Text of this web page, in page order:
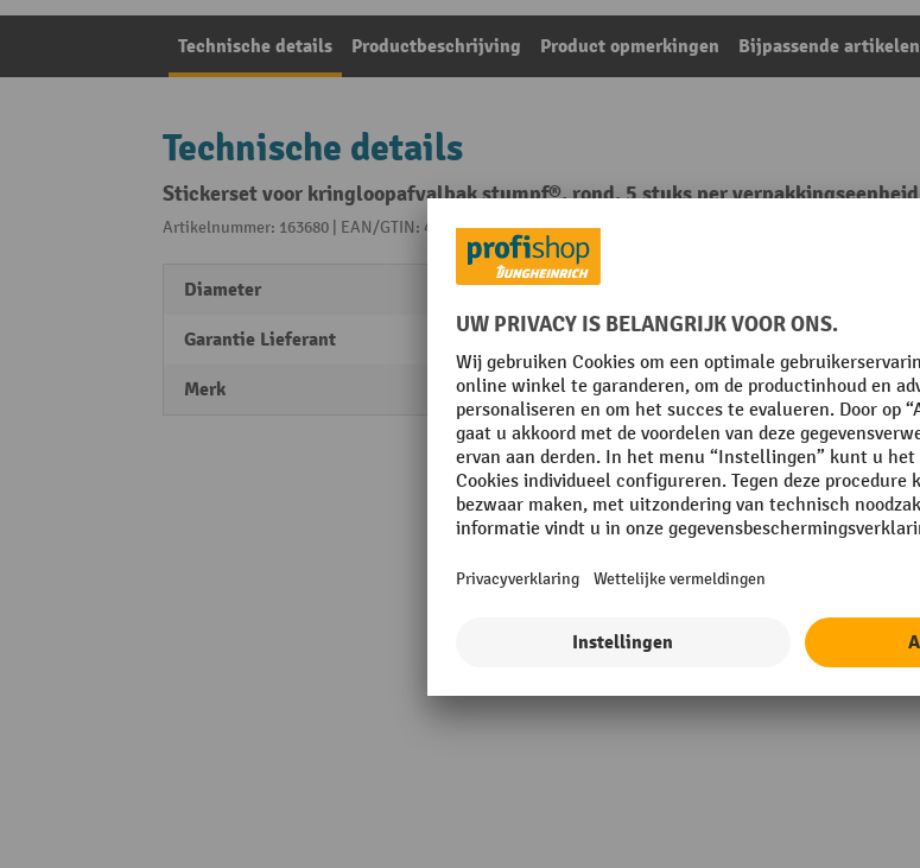
Technische details Productbeschrijving Product opmerkingen Bijpassende artikelen
Technische details
Stickerset voor kringloopafvalbak stumpf®, rond, 5 stuks per verpakkingseenheid
Artikelnummer: 163680 | EAN/GTIN: 4031068145484Uit de categorie:
Diameter 70 mm
Garantie Lieferant 5
Merk stumpf® VE